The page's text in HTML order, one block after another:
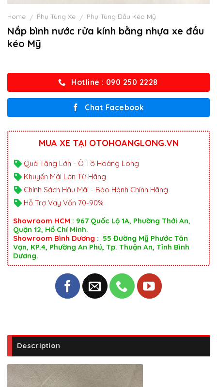
Home / Phụ Tùng Xe / Phụ Tùng Đầu Kéo Mỹ
Nắp bình nước rửa kính bằng nhựa xe đầu
kéo Mỹ
Hotline : 090 250 2228
Chat Facebook
MUA XE TẠI OTOHOANGLONG.VN
Quà Tặng Lớn - Ô Tô Hoàng Long
Khuyến Mãi Lớn Từ Hãng
Chính Sách Hậu Mãi - Bảo Hành Chính Hãng
Hỗ Trợ Vay Vốn 70-90%
Showroom HCM : 967 Quốc Lộ 1A, Phường Thới An,
Quận 12, Hồ Chí Minh.
Showroom Bình Dương : 55 Đường Mỹ Phước Tân
Vạn, KP.4, Phường An Phú, Tp. Thuận An, Tỉnh Bình
Dương.
Description